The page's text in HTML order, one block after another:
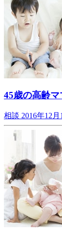
45歳の高齢マ
相談 2016年12月